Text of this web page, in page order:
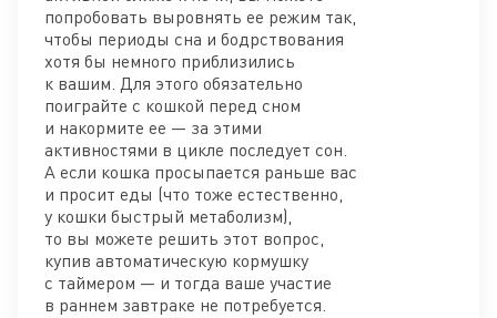
попробовать выровнять ее режим так,
чтобы периоды сна и бодрствования
хотя бы немного приблизились
к вашим. Для этого обязательно
поиграйте с кошкой перед сном
и накормите ее — за этими
активностями в цикле последует сон.
А если кошка просыпается раньше вас
и просит еды (что тоже естественно,
у кошки быстрый метаболизм),
то вы можете решить этот вопрос,
купив автоматическую кормушку
с таймером — и тогда ваше участие
в раннем завтраке не потребуется.